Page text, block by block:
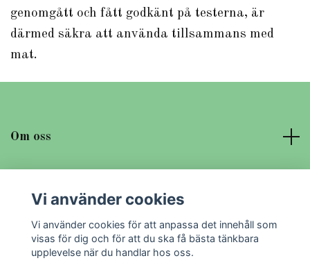
genomgått och fått godkänt på testerna, är
därmed säkra att använda tillsammans med
mat.
Om oss
Sociala medier
Vi använder cookies
Vi använder cookies för att anpassa det innehåll som
visas för dig och för att du ska få bästa tänkbara
upplevelse när du handlar hos oss.